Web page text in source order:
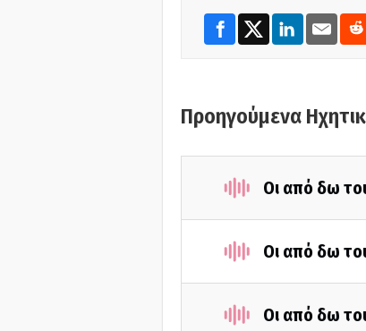
Προηγούμενα
Οι από δω
Οι από δω
Οι από δω